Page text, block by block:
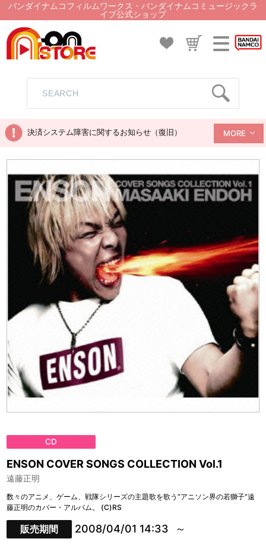
バンダイナムコフィルムワークス・バンダイナムコミュージックラ
イブ公式ショップ
決済システム障害に関するお知らせ（復旧） MORE
CD
ENSON COVER SONGS COLLECTION Vol.1
遠藤正明
数々のアニメ、ゲーム、戦隊シリーズの主題歌を歌う“アニソン界の若獅子”遠
藤正明のカバー・アルバム。 (C)RS
販売期間 2008/04/01 14:33